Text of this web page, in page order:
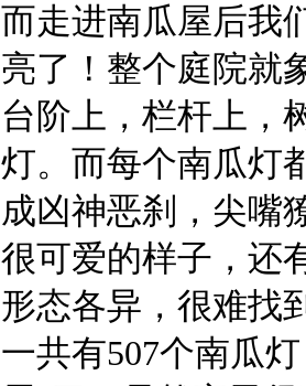
而走进南瓜屋后我
亮了！整个庭院就
台阶上，栏杆上，
灯。而每个南瓜灯
成凶神恶刹，尖嘴
很可爱的样子，还
形态各异，很难找
一共有507个南瓜